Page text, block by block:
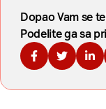
Dopao Vam se
Podelite ga sa
Podelite na
Podelite